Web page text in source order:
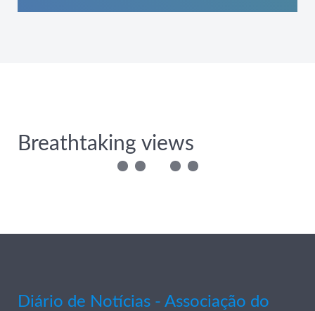
Breathtaking views
Diário de Notícias - Associação do